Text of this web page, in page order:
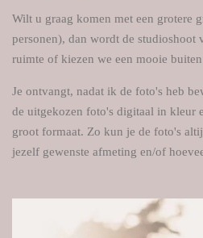
Wilt u graag komen met een grotere
personen), dan wordt de studioshoot
ruimte of kiezen we een mooie
Je ontvangt, nadat ik de foto's heb
de uitgekozen foto's digitaal in kleur
groot formaat. Zo kun je de foto's
jezelf gewenste afmeting en/of